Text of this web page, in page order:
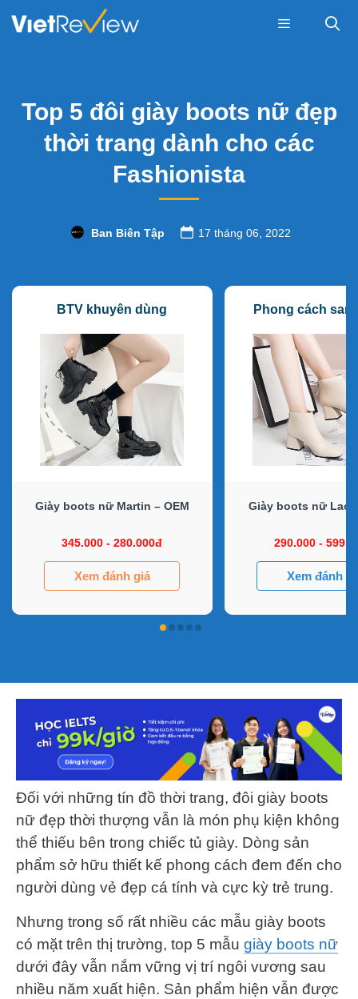
Top 5 đôi giày boots nữ đẹp
thời trang dành cho các
Fashionista
Ban Biên Tập 17 tháng 06, 2022
BTV khuyên dùng
Giày boots nữ Martin – OEM
345.000 - 280.000đ
Xem đánh giá
Phong cách
Giày boots nữ
290.000 -
Xem đánh
Đối với những tín đồ thời trang, đôi giày boots
nữ đẹp thời thượng vẫn là món phụ kiện không
thể thiếu bên trong chiếc tủ giày. Dòng sản
phẩm sở hữu thiết kế phong cách đem đến cho
người dùng vẻ đẹp cá tính và cực kỳ trẻ trung.
Nhưng trong số rất nhiều các mẫu giày boots
có mặt trên thị trường, top 5 mẫu giày boots nữ
dưới đây vẫn nắm vững vị trí ngôi vương sau
nhiều năm xuất hiện. Sản phẩm hiện vẫn được